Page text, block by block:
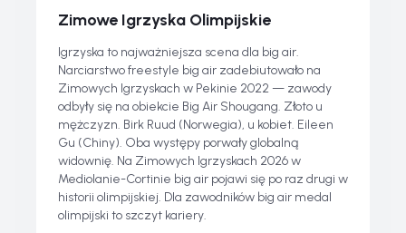
Zimowe Igrzyska Olimpijskie
Igrzyska to najważniejsza scena dla big air.
Narciarstwo freestyle big air zadebiutowało na
Zimowych Igrzyskach w Pekinie 2022 — zawody
odbyły się na obiekcie Big Air Shougang. Złoto u
mężczyzn. Birk Ruud (Norwegia), u kobiet. Eileen
Gu (Chiny). Oba występy porwały globalną
widownię. Na Zimowych Igrzyskach 2026 w
Mediolanie-Cortinie big air pojawi się po raz drugi w
historii olimpijskiej. Dla zawodników big air medal
olimpijski to szczyt kariery.